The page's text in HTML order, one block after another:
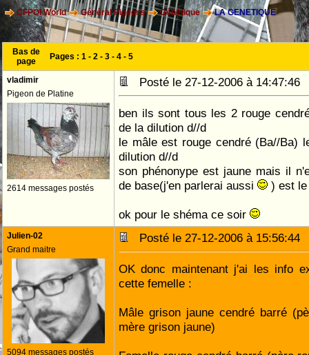
CFPOI World Général Pigeons Génétique LA GENETIQUE
Bas de
page
Pages : 1 - 2 - 3 - 4 - 5
vladimir
Pigeon de Platine
2614 messages postés
Posté le 27-12-2006 à
ben ils sont tous les 2 rouge
de la dilution d//d
le mâle est rouge cendré (Ba//Ba)
dilution d//d
son phénonype est jaune mais il
de base(j'en parlerai aussi
) est le
ok pour le shéma ce soir
Julien-02
Grand maitre
5094 messages postés
Posté le 27-12-2006 à
OK donc maintenant j'ai les info
cette femelle :
Mâle grison jaune cendré barré
mère grison jaune)